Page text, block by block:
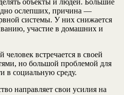
ослепших, причина —
системы. У них снижается
участие в домашних и
встречается в своей
но большой проблемой для
в социальную среду.
направляет свои усилия на